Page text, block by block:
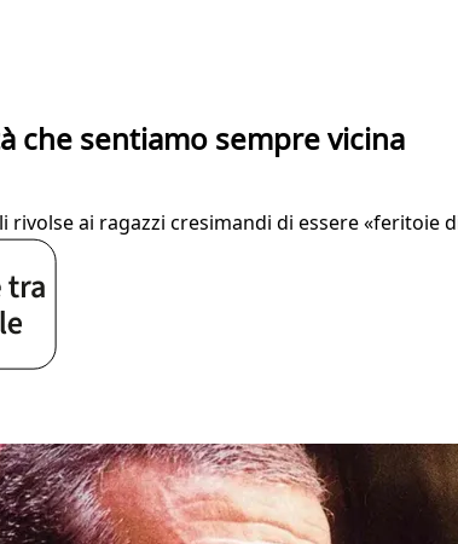
che sentiamo sempre vicina
rivolse ai ragazzi cresimandi di essere «feritoie